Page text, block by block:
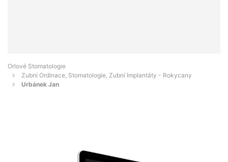
Orlové Stomatologie
Zubní Ordinace, Stomatologie, Zubní Implantáty - Rokycany
Urbánek Jan